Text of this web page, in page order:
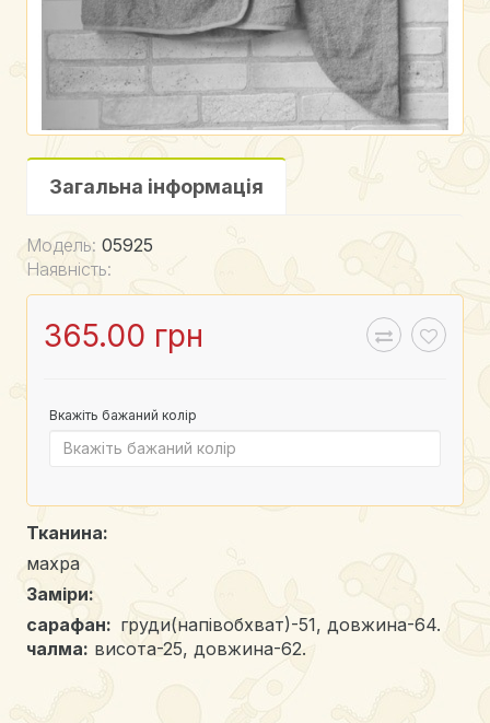
Загальна інформація
Модель: 05925
Наявність:
365.00 грн
Вкажіть бажаний колір
Тканина:
махра
Заміри:
сарафан: груди(напівобхват)-51, довжина-64.
чалма: висота-25, довжина-62.